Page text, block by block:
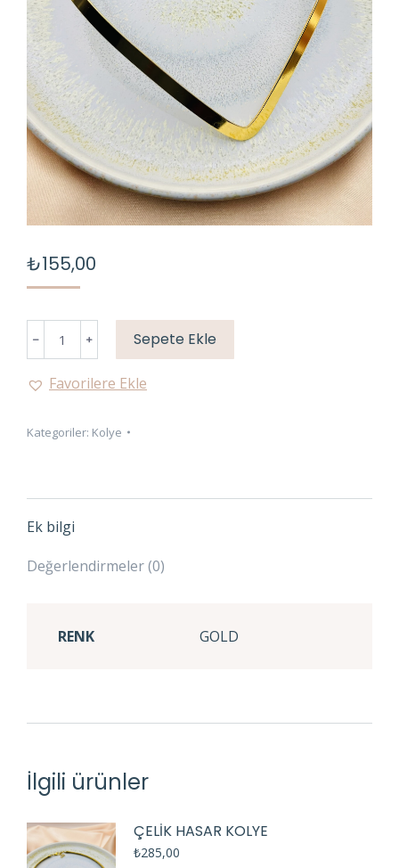
₺155,00
KOLYE
Sepete Ekle
Favorilere Ekle
Kategoriler: Kolye
Ek bilgi
Değerlendirmeler (0)
RENK GOLD
İlgili ürünler
ÇELİK HASAR KOLYE
₺285,00